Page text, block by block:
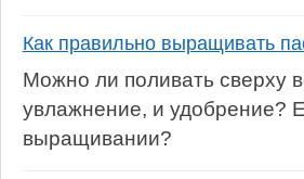
Как правильно выращивать
Можно ли поливать сверху
увлажнение, и удобрение?
выращивании?